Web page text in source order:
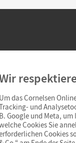
Lehrkräfte
Verschlüsselung
von 4 Wochen
Um das Cornelsen
und
B. Google und Meta,
Cookies Sie
Cookies